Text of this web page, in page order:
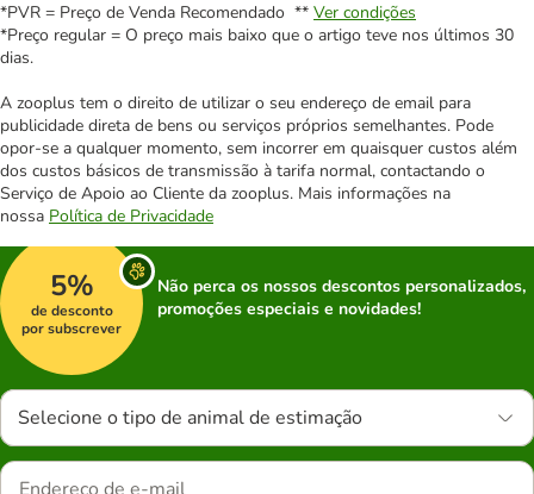
*PVR = Preço de Venda Recomendado ** Ver condições
*Preço regular = O preço mais baixo que o artigo teve nos últimos 30
dias.
A zooplus tem o direito de utilizar o seu endereço de email para
publicidade direta de bens ou serviços próprios semelhantes. Pode
opor-se a qualquer momento, sem incorrer em quaisquer custos além
dos custos básicos de transmissão à tarifa normal, contactando o
Serviço de Apoio ao Cliente da zooplus. Mais informações na
nossa Política de Privacidade
5%
de desconto
por subscrever
Não perca os nossos descontos personalizados,
promoções especiais e novidades!
Selecione o tipo de animal de estimação